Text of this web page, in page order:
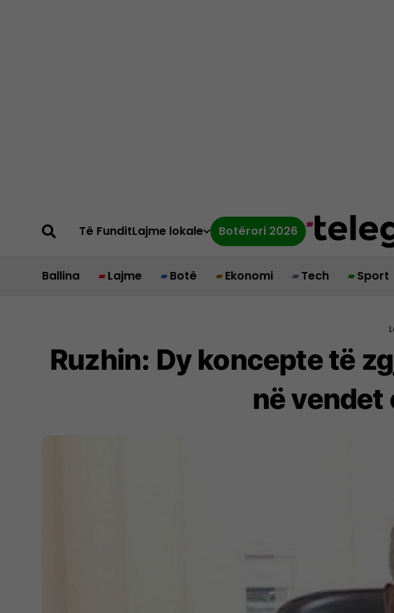
Të FunditLajme lokale Botërori 2026
Ballina Lajme Botë Ekonomi Tech Sport
Ruzhin: Dy koncepte të
në vendet